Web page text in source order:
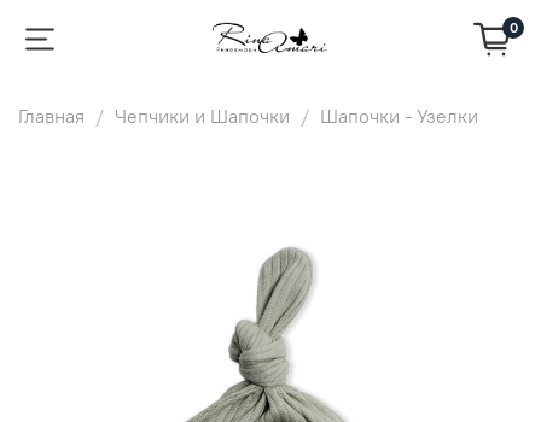
0
Главная Чепчики и Шапочки Шапочки - Узелки